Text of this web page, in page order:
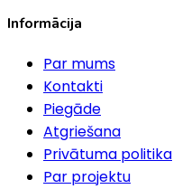
Informācija
Par mums
Kontakti
Piegāde
Atgriešana
Privātuma politika
Par projektu